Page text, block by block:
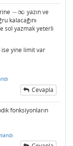
−∞
−∞
yazın ve
kalacağını
sol yazmak yeterli
ise yine limit var
Cevapla
fonksiyonların